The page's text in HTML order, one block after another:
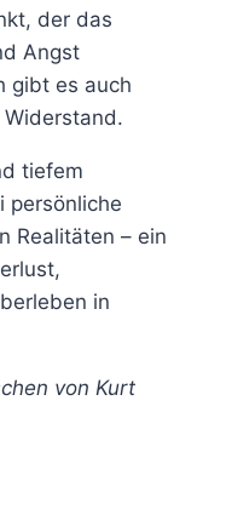
der das
Angst
gibt es auch
tiefem
persönliche
Realitäten – ein
in
von Kurt